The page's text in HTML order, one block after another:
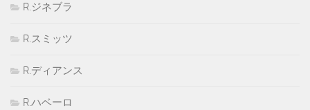
R.ジネブラ
R.スミッツ
R.ディアンス
R.ハベーロ